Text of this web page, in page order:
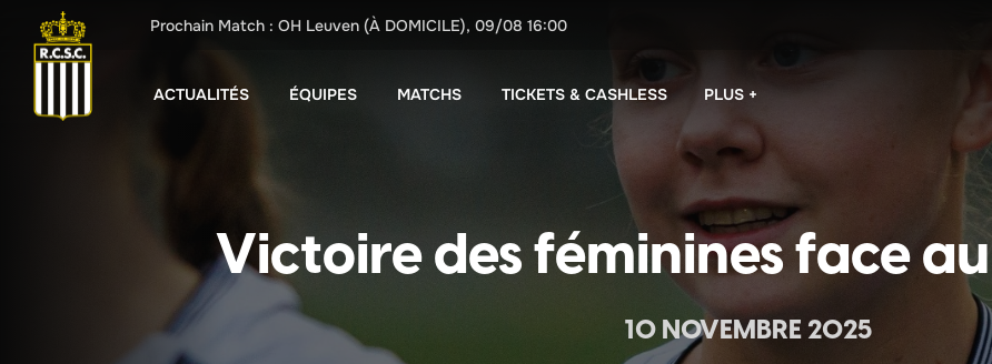
Prochain Match : OH Leuven (À DOMICILE), 09/08 16:00
ACTUALITÉS ÉQUIPES MATCHS TICKETS & CASHLESS PLUS +
Victoire des féminines face
10 NOVEMBRE 2025